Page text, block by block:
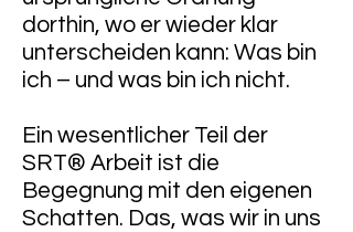
dorthin, wo er wieder klar
unterscheiden kann: Was bin
ich – und was bin ich nicht.
Ein wesentlicher Teil der
SRT® Arbeit ist die
Begegnung mit den eigenen
Schatten. Das, was wir in uns